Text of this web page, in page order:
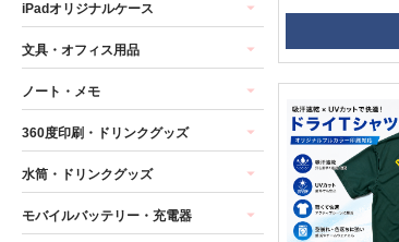
iPadオリジナルケース
文具・オフィス用品
ノート・メモ
360度印刷・ドリンクグッズ
水筒・ドリンクグッズ
モバイルバッテリー・充電器